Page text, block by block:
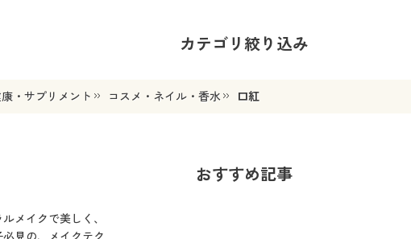
カテゴリ絞り込み
・サプリメント コスメ・ネイル・香水 口紅
おすすめ記事
メイクで美しく、